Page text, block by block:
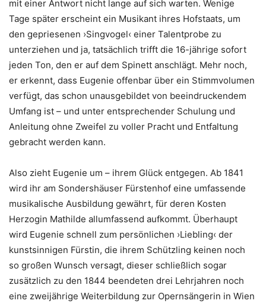
mit einer Antwort nicht lange auf sich warten. Wenige
Tage später erscheint ein Musikant ihres Hofstaats, um
den gepriesenen ›Singvogel‹ einer Talentprobe zu
unterziehen und ja, tatsächlich trifft die 16-jährige sofort
jeden Ton, den er auf dem Spinett anschlägt. Mehr noch,
er erkennt, dass Eugenie offenbar über ein Stimmvolumen
verfügt, das schon unausgebildet von beeindruckendem
Umfang ist – und unter entsprechender Schulung und
Anleitung ohne Zweifel zu voller Pracht und Entfaltung
gebracht werden kann.
Also zieht Eugenie um – ihrem Glück entgegen. Ab 1841
wird ihr am Sondershäuser Fürstenhof eine umfassende
musikalische Ausbildung gewährt, für deren Kosten
Herzogin Mathilde allumfassend aufkommt. Überhaupt
wird Eugenie schnell zum persönlichen ›Liebling‹ der
kunstsinnigen Fürstin, die ihrem Schützling keinen noch
so großen Wunsch versagt, dieser schließlich sogar
zusätzlich zu den 1844 beendeten drei Lehrjahren noch
eine zweijährige Weiterbildung zur Opernsängerin in Wien